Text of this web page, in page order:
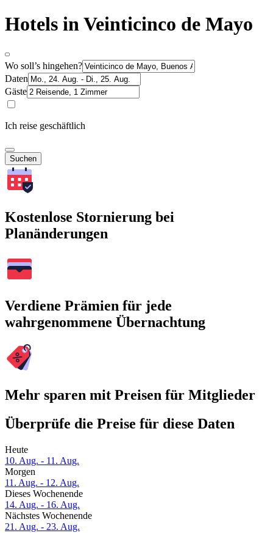
Hotels in Veinticinco de Mayo
Wo soll’s hingehen?
Daten
Gäste
Ich reise geschäftlich
Suchen
Kostenlose Stornierung bei
Planänderungen
Verdiene Prämien für jede
wahrgenommene Übernachtung
Mehr sparen mit Preisen für Mitglieder
Überprüfe die Preise für diese Daten
Heute
10. Aug. - 11. Aug.
Morgen
11. Aug. - 12. Aug.
Dieses Wochenende
14. Aug. - 16. Aug.
Nächstes Wochenende
21. Aug. - 23. Aug.